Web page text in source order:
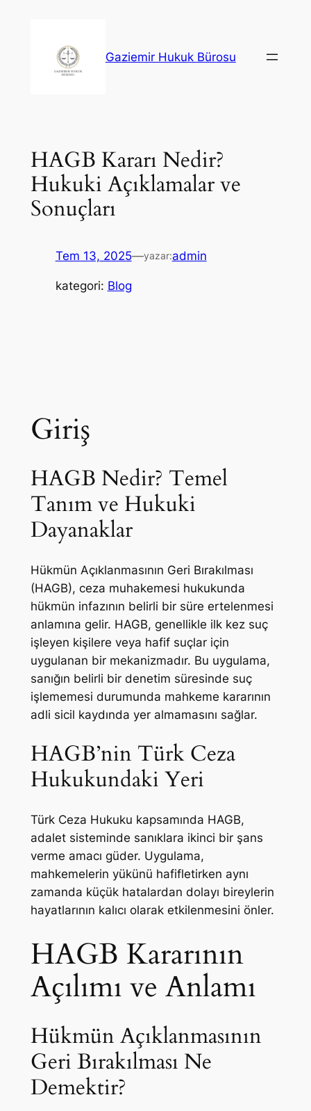
Gaziemir Hukuk Bürosu
HAGB Kararı Nedir?
Hukuki Açıklamalar ve
Sonuçları
Tem 13, 2025—yazar:admin
kategori: Blog
Giriş
HAGB Nedir? Temel
Tanım ve Hukuki
Dayanaklar
Hükmün Açıklanmasının Geri Bırakılması
(HAGB), ceza muhakemesi hukukunda
hükmün infazının belirli bir süre ertelenmesi
anlamına gelir. HAGB, genellikle ilk kez suç
işleyen kişilere veya hafif suçlar için
uygulanan bir mekanizmadır. Bu uygulama,
sanığın belirli bir denetim süresinde suç
işlememesi durumunda mahkeme kararının
adli sicil kaydında yer almamasını sağlar.
HAGB’nin Türk Ceza
Hukukundaki Yeri
Türk Ceza Hukuku kapsamında HAGB,
adalet sisteminde sanıklara ikinci bir şans
verme amacı güder. Uygulama,
mahkemelerin yükünü hafifletirken aynı
zamanda küçük hatalardan dolayı bireylerin
hayatlarının kalıcı olarak etkilenmesini önler.
HAGB Kararının
Açılımı ve Anlamı
Hükmün Açıklanmasının
Geri Bırakılması Ne
Demektir?